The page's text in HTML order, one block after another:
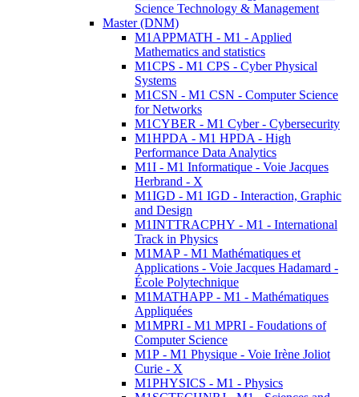
Science Technology & Management
Master (DNM)
M1APPMATH - M1 - Applied
Mathematics and statistics
M1CPS - M1 CPS - Cyber Physical
Systems
M1CSN - M1 CSN - Computer Science
for Networks
M1CYBER - M1 Cyber - Cybersecurity
M1HPDA - M1 HPDA - High
Performance Data Analytics
M1I - M1 Informatique - Voie Jacques
Herbrand - X
M1IGD - M1 IGD - Interaction, Graphic
and Design
M1INTTRACPHY - M1 - International
Track in Physics
M1MAP - M1 Mathématiques et
Applications - Voie Jacques Hadamard -
École Polytechnique
M1MATHAPP - M1 - Mathématiques
Appliquées
M1MPRI - M1 MPRI - Foudations of
Computer Science
M1P - M1 Physique - Voie Irène Joliot
Curie - X
M1PHYSICS - M1 - Physics